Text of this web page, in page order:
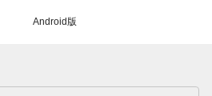
Android版